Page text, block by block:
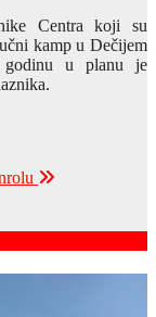
Centra koji su
kamp u Dečijem
godinu u planu je